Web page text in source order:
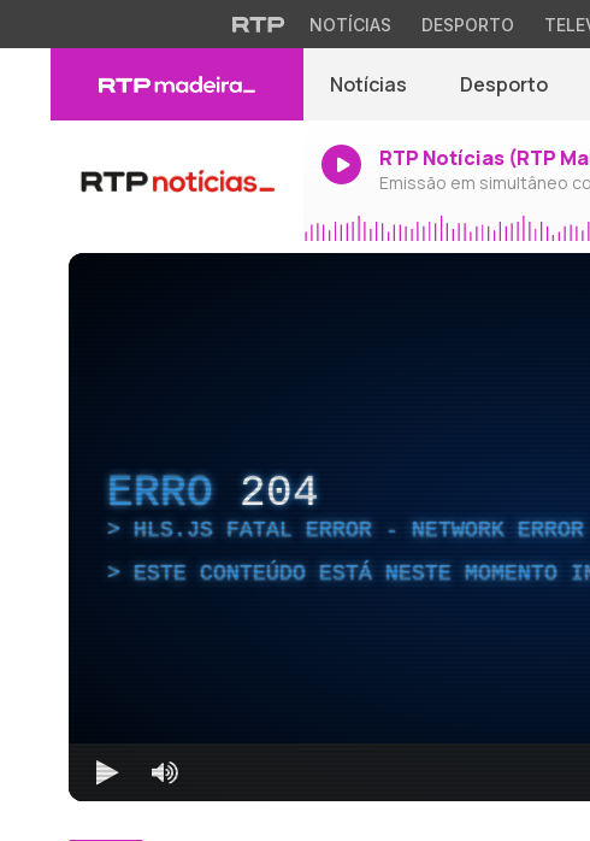
NOTÍCIAS DESPORTO
Notícias Desporto
RTP Notícias (RTP
Emissão em simultâneo
ERRO 204
HLS.JS FATAL ERROR - NETWORK ERROR
ESTE CONTEÚDO ESTÁ NESTE MOMENTO